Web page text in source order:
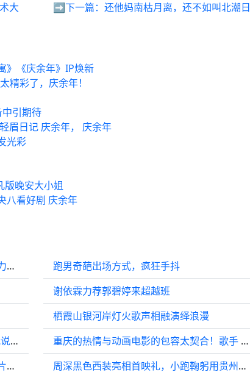
大 ➡️下一篇： 还他妈南枯月离，还不如叫北潮
》《庆余年》IP焕新
精彩了，庆余年！
引期待
眉日记 庆余年， 庆余年
光彩
版晚安大小姐
八看好剧 庆余年
李昀锐二话不说就直接抱起关晓彤，男友力爆棚
谢导透露桃花坞现在的首富“小贺昨天跟我说他现在桃花币多到花不完”
孙浩直接现场开唱了，你还记得《主角》片尾曲吗？
跑男奇葩出场方式，疯狂手抖
谢依霖力荐郭碧婷来超越班
栖霞山银河岸灯火歌声相融演绎浪漫
重庆的热情与动画电影的包容太契合！歌手 @吉克隽逸 出席激动失眠到半夜！
周深黑色西装亮相首映礼，小跑鞠躬用贵州话问候